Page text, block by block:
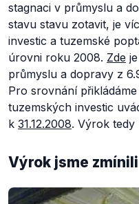
stagnaci v průmyslu a
stavu stavu zotavit, je
investic a tuzemské
úrovni roku 2008. Zde
průmyslu a dopravy z
Pro srovnání
tuzemských investic
k 31.12.2008. Výrok tedy
Výrok jsme zmínili